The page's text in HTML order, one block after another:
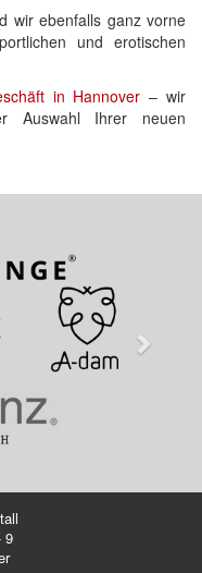
wir ebenfalls ganz vorne
und erotischen
in Hannover – wir
Auswahl Ihrer neuen
9